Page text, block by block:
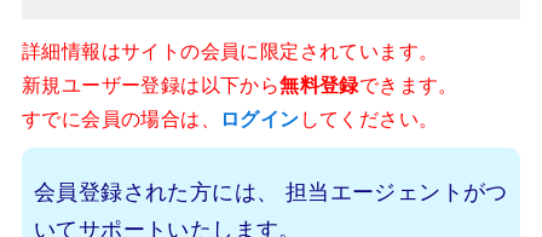
詳細情報はサイトの会員に限定されています。
新規ユーザー登録は以下から無料登録できます。
すでに会員の場合は、
ログインしてください。
会員登録された方には、
担当エージェントがつ
いてサポートいたします。